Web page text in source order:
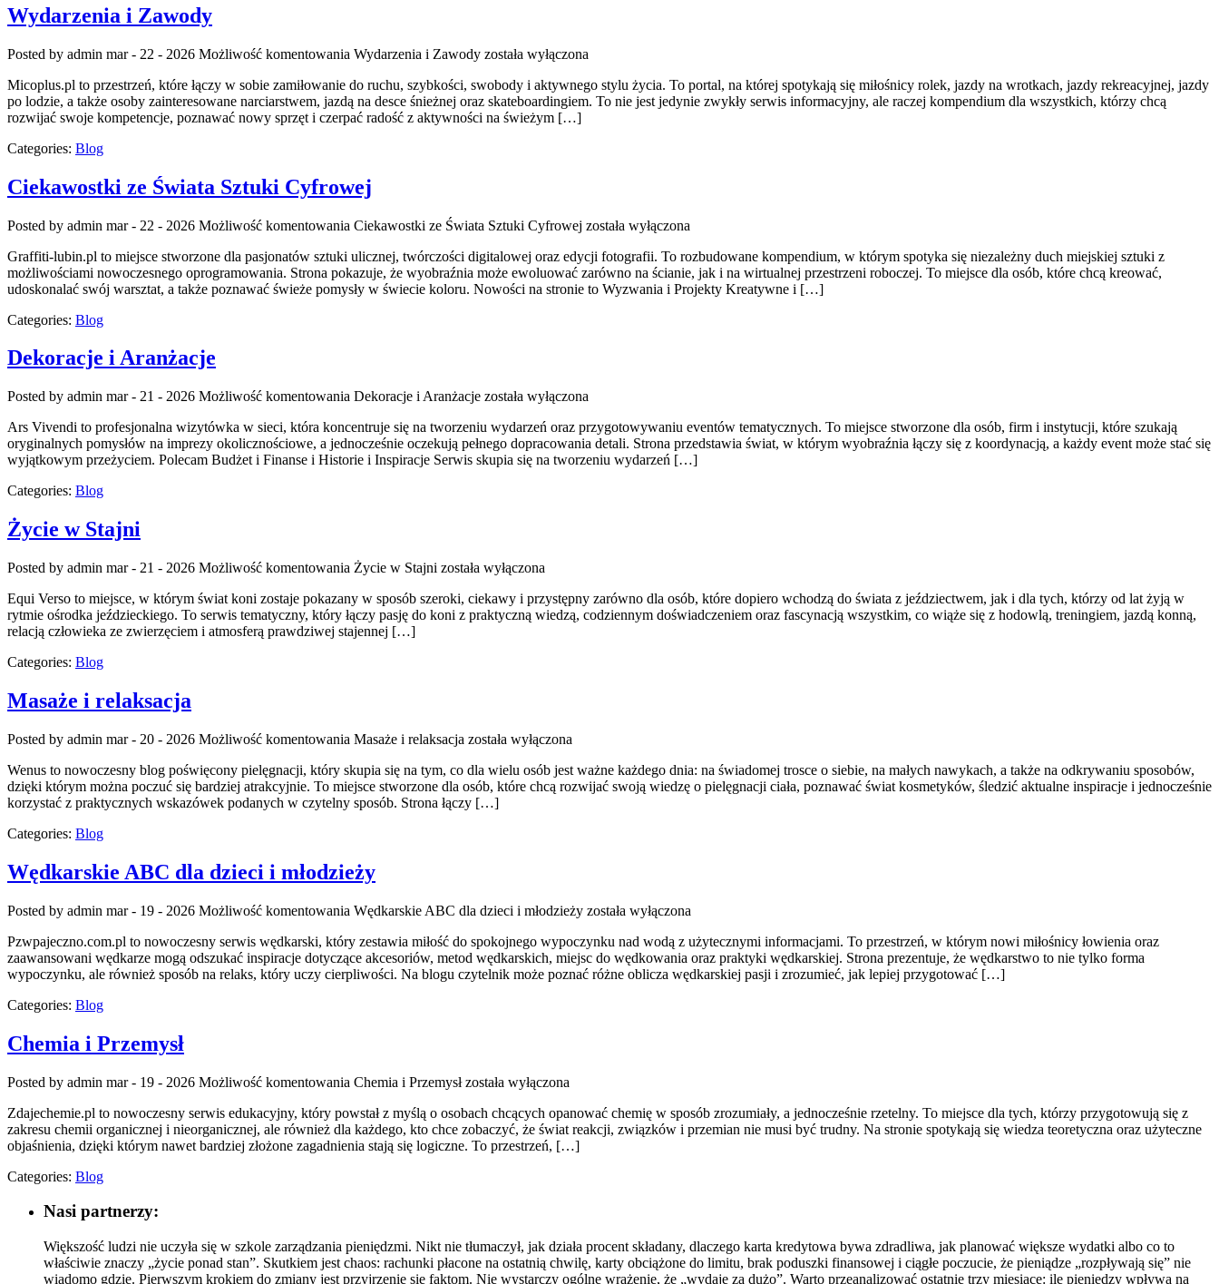
Wydarzenia i Zawody
Posted by admin mar - 22 - 2026 Możliwość komentowania Wydarzenia i Zawody została wyłączona
Micoplus.pl to przestrzeń, które łączy w sobie zamiłowanie do ruchu, szybkości, swobody i aktywnego stylu życia. To portal, na której spotykają się miłośnicy rolek, jazdy na wrotkach, jazdy rekreacyjnej, jazdy
po lodzie, a także osoby zainteresowane narciarstwem, jazdą na desce śnieżnej oraz skateboardingiem. To nie jest jedynie zwykły serwis informacyjny, ale raczej kompendium dla wszystkich, którzy chcą
rozwijać swoje kompetencje, poznawać nowy sprzęt i czerpać radość z aktywności na świeżym […]
Categories: Blog
Ciekawostki ze Świata Sztuki Cyfrowej
Posted by admin mar - 22 - 2026 Możliwość komentowania Ciekawostki ze Świata Sztuki Cyfrowej została wyłączona
Graffiti-lubin.pl to miejsce stworzone dla pasjonatów sztuki ulicznej, twórczości digitalowej oraz edycji fotografii. To rozbudowane kompendium, w którym spotyka się niezależny duch miejskiej sztuki z
możliwościami nowoczesnego oprogramowania. Strona pokazuje, że wyobraźnia może ewoluować zarówno na ścianie, jak i na wirtualnej przestrzeni roboczej. To miejsce dla osób, które chcą kreować,
udoskonalać swój warsztat, a także poznawać świeże pomysły w świecie koloru. Nowości na stronie to Wyzwania i Projekty Kreatywne i […]
Categories: Blog
Dekoracje i Aranżacje
Posted by admin mar - 21 - 2026 Możliwość komentowania Dekoracje i Aranżacje została wyłączona
Ars Vivendi to profesjonalna wizytówka w sieci, która koncentruje się na tworzeniu wydarzeń oraz przygotowywaniu eventów tematycznych. To miejsce stworzone dla osób, firm i instytucji, które szukają
oryginalnych pomysłów na imprezy okolicznościowe, a jednocześnie oczekują pełnego dopracowania detali. Strona przedstawia świat, w którym wyobraźnia łączy się z koordynacją, a każdy event może stać się
wyjątkowym przeżyciem. Polecam Budżet i Finanse i Historie i Inspiracje Serwis skupia się na tworzeniu wydarzeń […]
Categories: Blog
Życie w Stajni
Posted by admin mar - 21 - 2026 Możliwość komentowania Życie w Stajni została wyłączona
Equi Verso to miejsce, w którym świat koni zostaje pokazany w sposób szeroki, ciekawy i przystępny zarówno dla osób, które dopiero wchodzą do świata z jeździectwem, jak i dla tych, którzy od lat żyją w
rytmie ośrodka jeździeckiego. To serwis tematyczny, który łączy pasję do koni z praktyczną wiedzą, codziennym doświadczeniem oraz fascynacją wszystkim, co wiąże się z hodowlą, treningiem, jazdą konną,
relacją człowieka ze zwierzęciem i atmosferą prawdziwej stajennej […]
Categories: Blog
Masaże i relaksacja
Posted by admin mar - 20 - 2026 Możliwość komentowania Masaże i relaksacja została wyłączona
Wenus to nowoczesny blog poświęcony pielęgnacji, który skupia się na tym, co dla wielu osób jest ważne każdego dnia: na świadomej trosce o siebie, na małych nawykach, a także na odkrywaniu sposobów,
dzięki którym można poczuć się bardziej atrakcyjnie. To miejsce stworzone dla osób, które chcą rozwijać swoją wiedzę o pielęgnacji ciała, poznawać świat kosmetyków, śledzić aktualne inspiracje i jednocześnie
korzystać z praktycznych wskazówek podanych w czytelny sposób. Strona łączy […]
Categories: Blog
Wędkarskie ABC dla dzieci i młodzieży
Posted by admin mar - 19 - 2026 Możliwość komentowania Wędkarskie ABC dla dzieci i młodzieży została wyłączona
Pzwpajeczno.com.pl to nowoczesny serwis wędkarski, który zestawia miłość do spokojnego wypoczynku nad wodą z użytecznymi informacjami. To przestrzeń, w którym nowi miłośnicy łowienia oraz
zaawansowani wędkarze mogą odszukać inspiracje dotyczące akcesoriów, metod wędkarskich, miejsc do wędkowania oraz praktyki wędkarskiej. Strona prezentuje, że wędkarstwo to nie tylko forma
wypoczynku, ale również sposób na relaks, który uczy cierpliwości. Na blogu czytelnik może poznać różne oblicza wędkarskiej pasji i zrozumieć, jak lepiej przygotować […]
Categories: Blog
Chemia i Przemysł
Posted by admin mar - 19 - 2026 Możliwość komentowania Chemia i Przemysłzostała wyłączona
Zdajechemie.pl to nowoczesny serwis edukacyjny, który powstał z myślą o osobach chcących opanować chemię w sposób zrozumiały, a jednocześnie rzetelny. To miejsce dla tych, którzy przygotowują się z
zakresu chemii organicznej i nieorganicznej, ale również dla każdego, kto chce zobaczyć, że świat reakcji, związków i przemian nie musi być trudny. Na stronie spotykają się wiedza teoretyczna oraz użyteczne
objaśnienia, dzięki którym nawet bardziej złożone zagadnienia stają się logiczne. To przestrzeń, […]
Categories: Blog
Nasi partnerzy:
Większość ludzi nie uczyła się w szkole zarządzania pieniędzmi. Nikt nie tłumaczył, jak działa procent składany, dlaczego karta kredytowa bywa zdradliwa, jak planować większe wydatki albo co to
właściwie znaczy „życie ponad stan”. Skutkiem jest chaos: rachunki płacone na ostatnią chwilę, karty obciążone do limitu, brak poduszki finansowej i ciągłe poczucie, że pieniądze „rozpływają się” nie
wiadomo gdzie. Pierwszym krokiem do zmiany jest przyjrzenie się faktom. Nie wystarczy ogólne wrażenie, że „wydaję za dużo”. Warto przeanalizować ostatnie trzy miesiące: ile pieniędzy wpływa na